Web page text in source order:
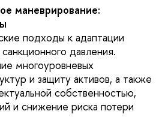
маневрирование:
подходы к адаптации
давления.
многоуровневых
и защиту активов, а также
собственностью,
и снижение риска потери